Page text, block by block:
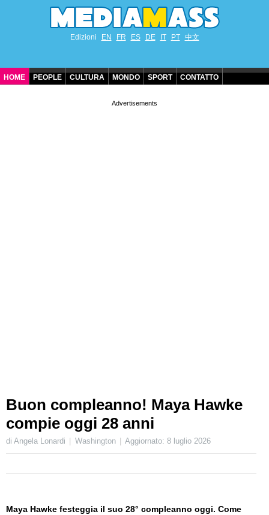
Edizioni EN FR ES DE IT PT 中文
HOME PEOPLE CULTURA MONDO SPORT CONTATTO
Buon compleanno! Maya Hawke
compie oggi 28 anni
di Angela Lonardi Washington Aggiornato:8 luglio 2026
Maya Hawke festeggia il suo 28° compleanno oggi. Come